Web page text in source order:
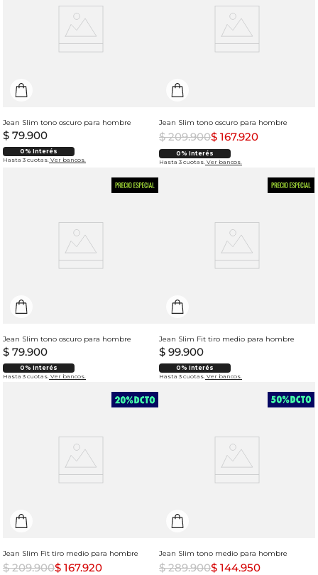
Jean Slim tono oscuro para hombre
$ 79.900
0% Interés
Hasta 3 cuotas. Ver bancos.
Jean Slim tono oscuro para hombre
$ 209.900$ 167.920
0% Interés
Hasta 3 cuotas. Ver bancos.
Jean Slim tono oscuro para hombre
$ 79.900
0% Interés
Hasta 3 cuotas. Ver bancos.
Jean Slim Fit tiro medio para hombre
$ 99.900
0% Interés
Hasta 3 cuotas. Ver bancos.
Jean Slim Fit tiro medio para hombre
$ 209.900$ 167.920
Jean Slim tono medio para hombre
$ 289.900$ 144.950